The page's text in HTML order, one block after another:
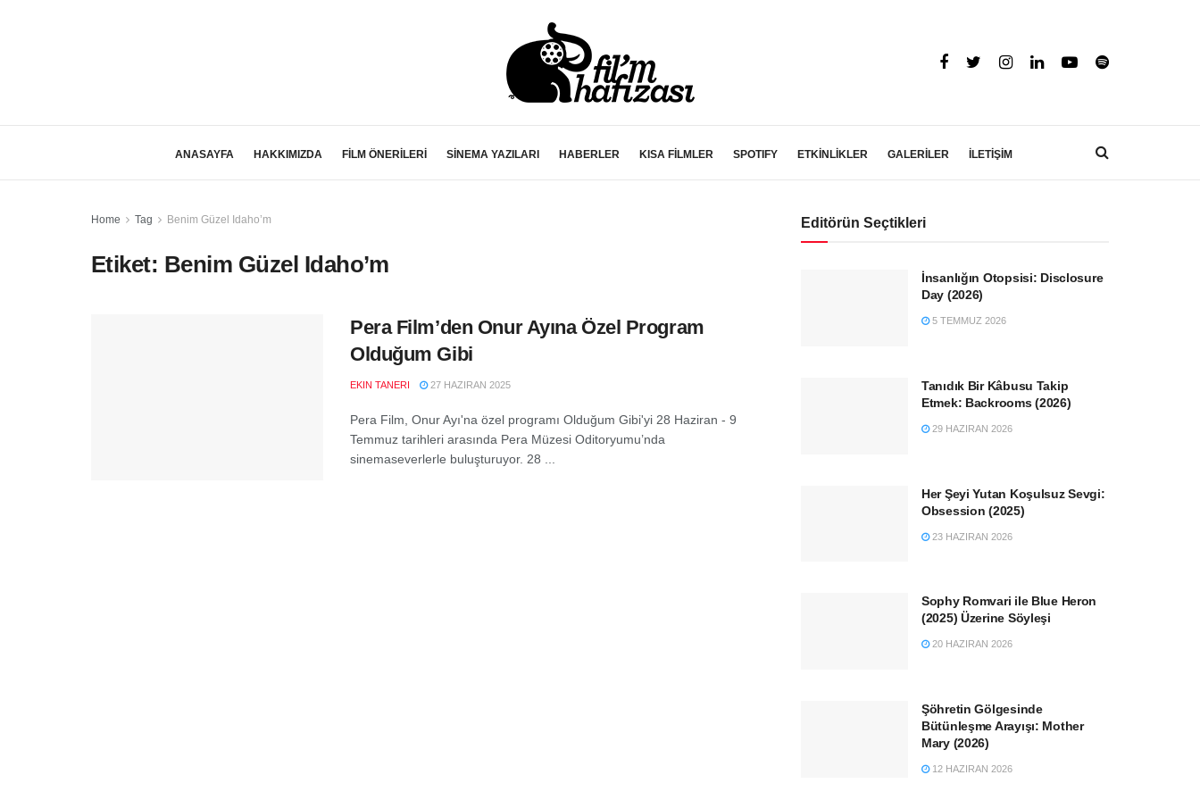
ANASAYFA HAKKIMIZDA FİLM ÖNERİLERİ SİNEMA YAZILARI HABERLER KISA FİLMLER SPOTIFY ETKİNLİKLER GALERİLER İLETİŞİM
Home Tag Benim Güzel Idaho’m
Etiket: Benim Güzel Idaho’m
Pera Film’den Onur Ayına Özel Program
Olduğum Gibi
EKIN TANERI 27 HAZIRAN 2025
Pera Film, Onur Ayı'na özel programı Olduğum Gibi'yi 28 Haziran - 9
Temmuz tarihleri arasında Pera Müzesi Oditoryumu’nda
sinemaseverlerle buluşturuyor. 28 ...
Editörün Seçtikleri
İnsanlığın Otopsisi: Disclosure
Day (2026)
5 TEMMUZ 2026
Tanıdık Bir Kâbusu Takip
Etmek: Backrooms (2026)
29 HAZIRAN 2026
Her Şeyi Yutan Koşulsuz Sevgi:
Obsession (2025)
23 HAZIRAN 2026
Sophy Romvari ile Blue Heron
(2025) Üzerine Söyleşi
20 HAZIRAN 2026
Şöhretin Gölgesinde
Bütünleşme Arayışı: Mother
Mary (2026)
12 HAZIRAN 2026